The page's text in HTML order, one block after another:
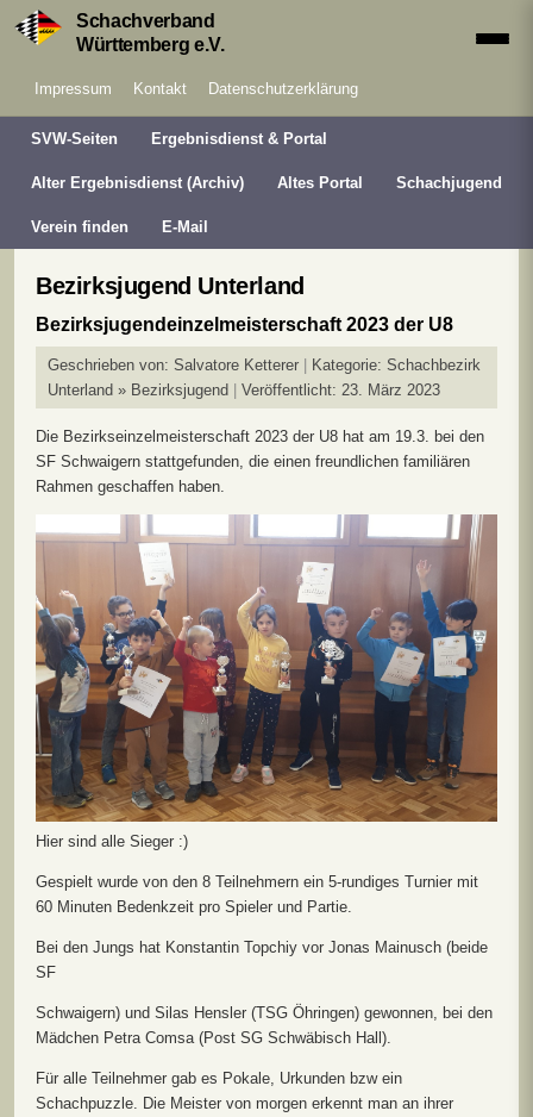
Schachverband
Württemberg e.V.
Impressum Kontakt Datenschutzerklärung
SVW-Seiten Ergebnisdienst & Portal
Alter Ergebnisdienst (Archiv) Altes Portal Schachjugend
Verein finden E-Mail
Bezirksjugend Unterland
Bezirksjugendeinzelmeisterschaft 2023 der U8
Geschrieben von: Salvatore Ketterer Kategorie: Schachbezirk
Unterland » Bezirksjugend
Veröffentlicht: 23. März 2023
Die Bezirkseinzelmeisterschaft 2023 der U8 hat am 19.3. bei den
SF Schwaigern stattgefunden, die einen freundlichen familiären
Rahmen geschaffen haben.
Hier sind alle Sieger :)
Gespielt wurde von den 8 Teilnehmern ein 5-rundiges Turnier mit
60 Minuten Bedenkzeit pro Spieler und Partie.
Bei den Jungs hat Konstantin Topchiy vor Jonas Mainusch (beide
SF
Schwaigern) und Silas Hensler (TSG Öhringen) gewonnen, bei den
Mädchen Petra Comsa (Post SG Schwäbisch Hall).
Für alle Teilnehmer gab es Pokale, Urkunden bzw ein
Schachpuzzle. Die Meister von morgen erkennt man an ihrer